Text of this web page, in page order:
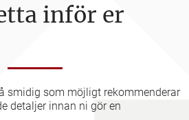
inför er
smidig som möjligt rekommenderar
detaljer innan ni gör en